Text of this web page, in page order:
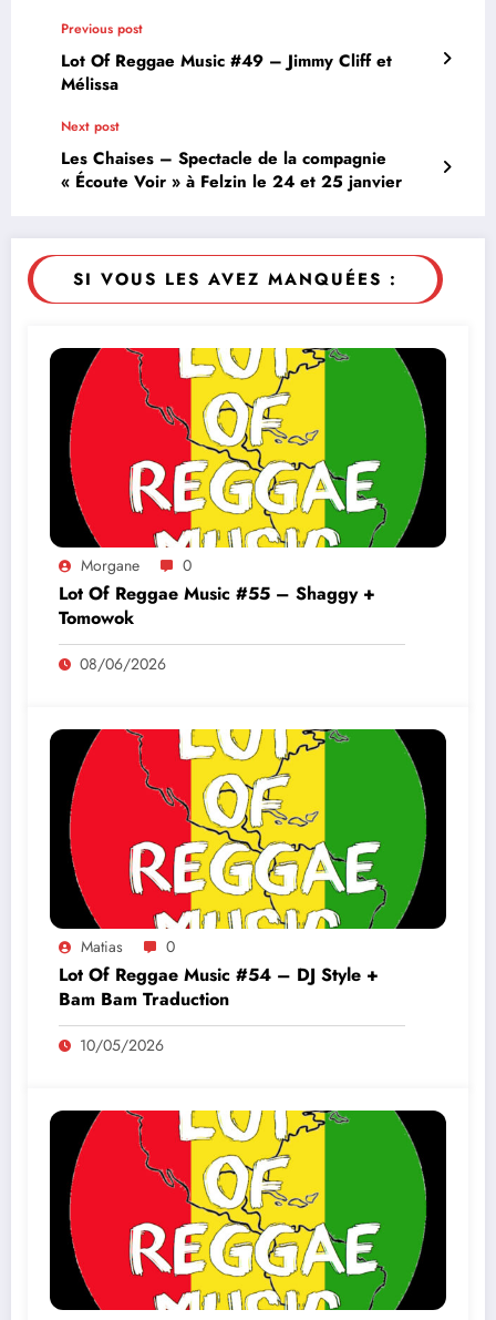
Previous post
Lot Of Reggae Music #49 – Jimmy Cliff et
Mélissa
Next post
Les Chaises – Spectacle de la compagnie
« Écoute Voir » à Felzin le 24 et 25 janvier
SI VOUS LES AVEZ MANQUÉES :
Morgane 0
Lot Of Reggae Music #55 – Shaggy +
Tomowok
08/06/2026
Matias 0
Lot Of Reggae Music #54 – DJ Style +
Bam Bam Traduction
10/05/2026